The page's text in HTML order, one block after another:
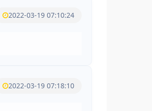
2022-03-19 07:10:24
2022-03-19 07:18:10